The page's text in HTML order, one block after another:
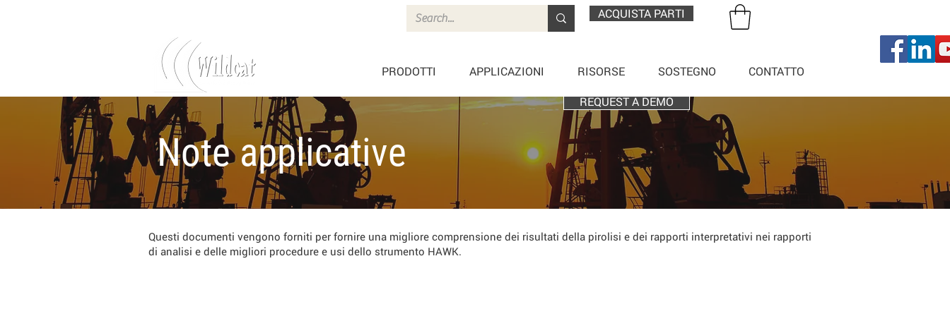
ACQUISTA PARTI
PRODOTTI APPLICAZIONI RISORSE SOSTEGNO CONTATTO
Note applicative
Questi documenti vengono forniti per fornire una migliore comprensione dei risultati della pirolisi e dei rapporti interpretativi nei rapporti
di analisi e delle migliori procedure e usi dello strumento HAWK.
REQUEST A DEMO